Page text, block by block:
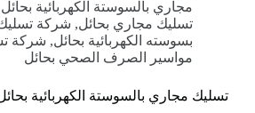
مجاري بالسوستة الكهربائية بحائل
تسليك مجاري بحائل, شركة
بسوسته الكهربائية بحائل, شركة
مواسير الصرف الصحي بحائل
تسليك مجاري بالسوستة الكهربائية